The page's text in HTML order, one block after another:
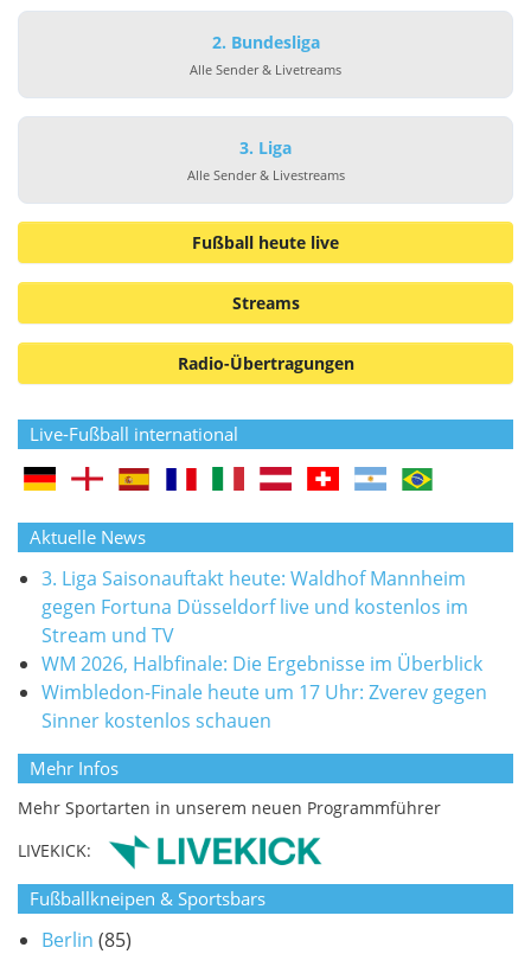
2. Bundesliga
Alle Sender & Livetreams
3. Liga
Alle Sender & Livestreams
Fußball heute live
Streams
Radio-Übertragungen
Live-Fußball international
Aktuelle News
3. Liga Saisonauftakt heute: Waldhof Mannheim
gegen Fortuna Düsseldorf live und kostenlos im
Stream und TV
WM 2026, Halbfinale: Die Ergebnisse im Überblick
Wimbledon-Finale heute um 17 Uhr: Zverev gegen
Sinner kostenlos schauen
Mehr Infos
Mehr Sportarten in unserem neuen Programmführer
LIVEKICK:
Fußballkneipen & Sportsbars
Berlin (85)